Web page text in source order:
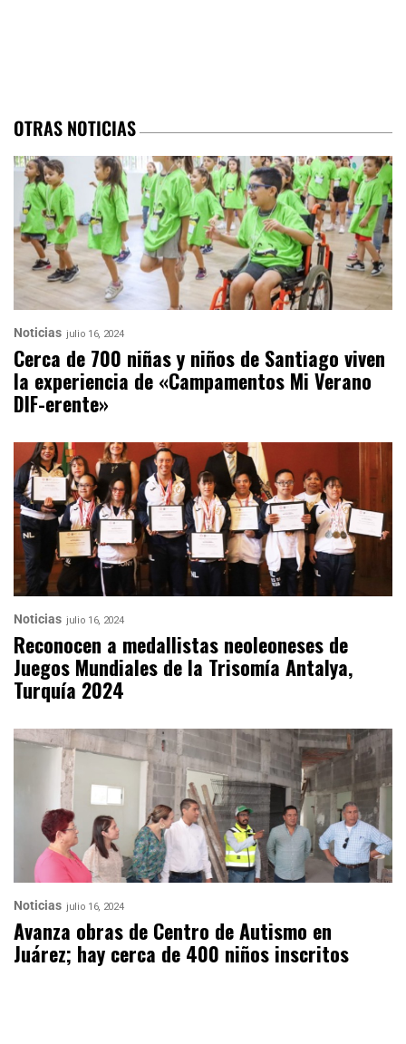
OTRAS NOTICIAS
Noticias julio 16, 2024
Cerca de 700 niñas y niños de Santiago viven
la experiencia de «Campamentos Mi Verano
DIF-erente»
Noticias julio 16, 2024
Reconocen a medallistas neoleoneses de
Juegos Mundiales de la Trisomía Antalya,
Turquía 2024
Noticias julio 16, 2024
Avanza obras de Centro de Autismo en
Juárez; hay cerca de 400 niños inscritos